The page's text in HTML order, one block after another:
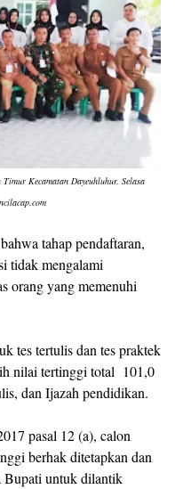
Kecamatan Dayeuhluhur. Selasa
tahap pendaftaran,
tidak mengalami
orang yang memenuhi
tes tertulis dan tes praktek
nilai tertinggi total 101,0
dan Ijazah pendidikan.
pasal 12 (a), calon
berhak ditetapkan dan
Bupati untuk dilantik